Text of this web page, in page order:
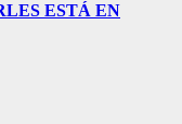
ESTÁ EN